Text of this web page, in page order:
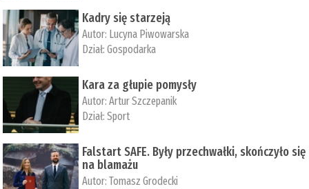
Kadry się starzeją
Autor: Lucyna Piwowarska
Dział:Gospodarka
Kara za głupie pomysły
Autor:Artur Szczepanik
Dział:Sport
Falstart SAFE. Były przechwałki, skończyło się
na blamażu
Autor:Tomasz Grodecki